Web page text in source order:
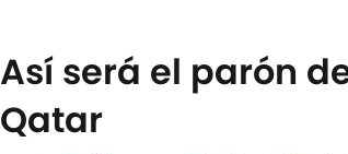
Así será el parón
Qatar